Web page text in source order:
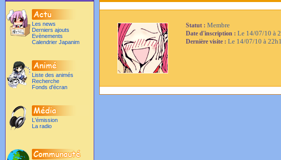
Les news
Derniers ajouts
Evènements
Calendrier Japanim
Liste des animés
Recherche
Fonds d'écran
L'émission
La radio
Statut : Membre
Date d'inscription : Le 14/07/10 à
Dernière visite : Le 14/07/10 à